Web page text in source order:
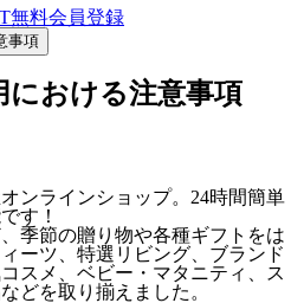
無料会員登録
事項
における注意事項
ンラインショップ。24時間簡単
す！
季節の贈り物や各種ギフトをは
ーツ、特選リビング、ブランド
スメ、ベビー・マタニティ、ス
どを取り揃えました。